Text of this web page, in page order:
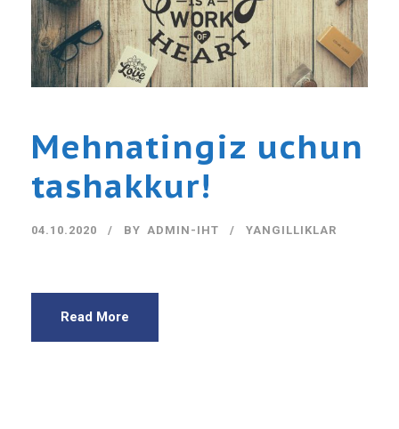
Mehnatingiz uchun
tashakkur!
04.10.2020 BY ADMIN-IHT YANGILLIKLAR
Read More